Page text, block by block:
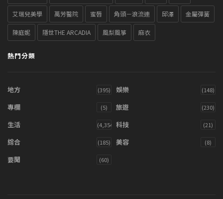
艾瑞兒美學 萬芳醫院 蜜唇 角頭－浪流連 邱澤 金屬彈簧
陳庭妮 隱世THE ARCADIA 風梨風箏 麻衣
熱門分類
地方 (395) 娛樂 (148)
專欄 (5) 旅遊 (230)
生活 (4,354) 科技 (21)
綜合 (185) 美容 (8)
要聞 (60)